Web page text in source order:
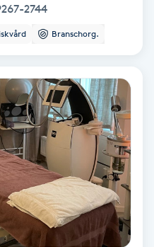
559267-2744
Branschorg.